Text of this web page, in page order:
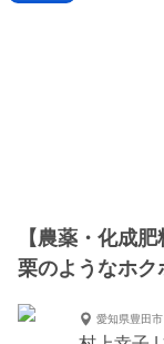
【農薬・化成
栗のようなホク
愛知県豊田市